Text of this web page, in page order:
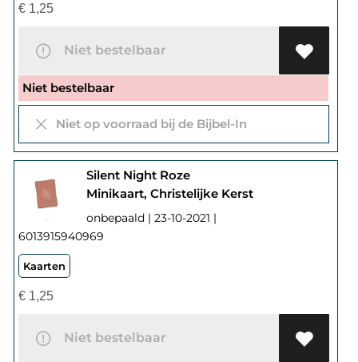
€1,25
Niet bestelbaar
Niet bestelbaar
Niet op voorraad bij de Bijbel-In
Silent Night Roze
Minikaart, Christelijke Kerst
onbepaald | 23-10-2021 |
6013915940969
Kaarten
€1,25
Niet bestelbaar